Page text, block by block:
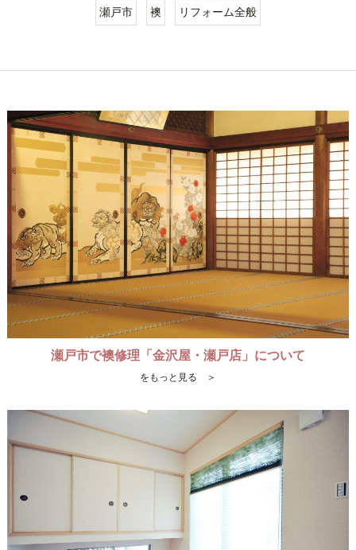
瀬戸市 襖 リフォーム全般
瀬戸市で襖修理「金沢屋・瀬戸店」について
をもっと見る ＞